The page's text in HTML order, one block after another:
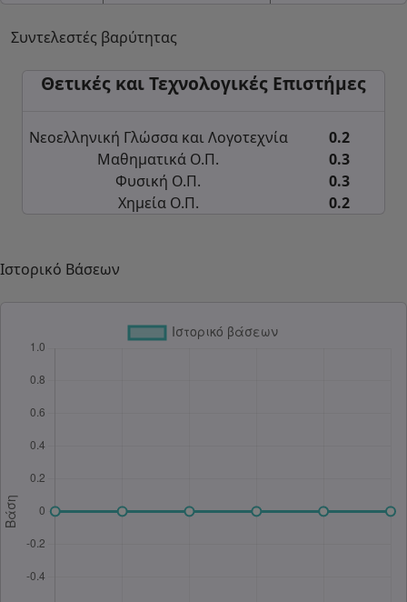
Συντελεστές βαρύτητας
Θετικές και Τεχνολογικές Επιστήμες
Νεοελληνική Γλώσσα και Λογοτεχνία
0.2
Μαθηματικά Ο.Π.
0.3
Φυσική Ο.Π.
0.3
Χημεία Ο.Π.
0.2
Ιστορικό Βάσεων